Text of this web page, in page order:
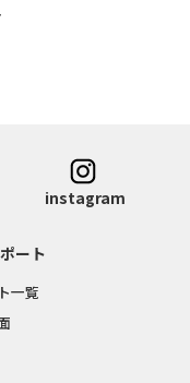
instagram
ート
一覧